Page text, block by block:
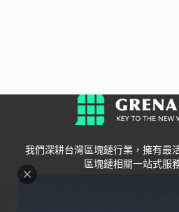
我們深耕台灣區塊鏈行業，擁有最
區塊鏈相關一站式服